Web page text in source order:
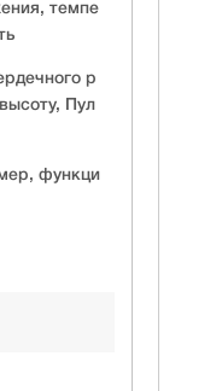
темпе
р
Пул
функци